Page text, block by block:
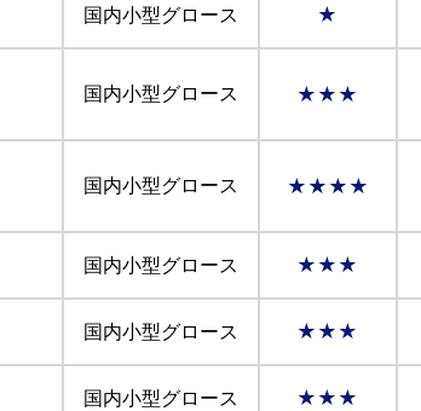
国内小型グロース ★
国内小型グロース ★★★
国内小型グロース ★★★★
国内小型グロース ★★★
国内小型グロース ★★★
国内小型グロース ★★★